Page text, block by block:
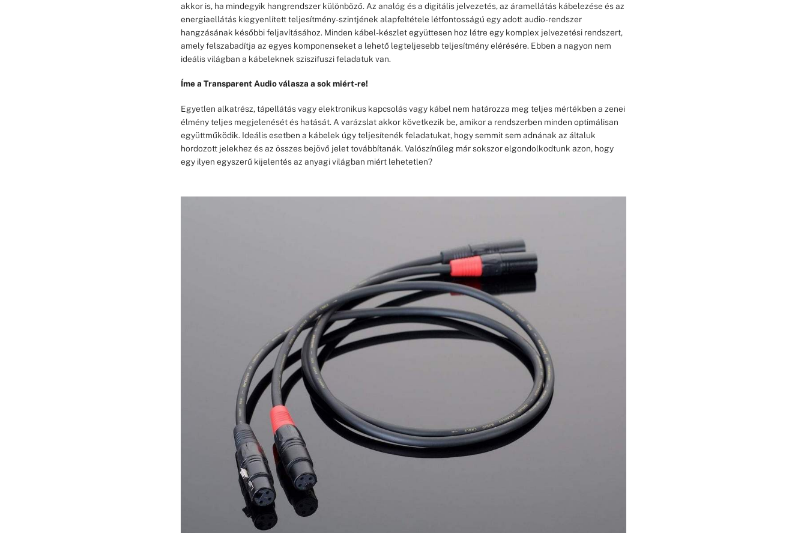
akkor is, ha mindegyik hangrendszer különböző. Az analóg és a digitális jelvezetés, az áramellátás kábelezése és az
energiaellátás kiegyenlített teljesítmény-szintjének alapfeltétele létfontosságú egy adott audio-rendszer
hangzásának későbbi feljavításához. Minden kábel-készlet együttesen hoz létre egy komplex jelvezetési rendszert,
amely felszabadítja az egyes komponenseket a lehető legteljesebb teljesítmény elérésére. Ebben a nagyon nem
ideális világban a kábeleknek sziszifuszi feladatuk van.
Íme a Transparent Audio válasza a sok miért-re!
Egyetlen alkatrész, tápellátás vagy elektronikus kapcsolás vagy kábel nem határozza meg teljes mértékben a zenei
élmény teljes megjelenését és hatását. A varázslat akkor következik be, amikor a rendszerben minden optimálisan
együttműködik. Ideális esetben a kábelek úgy teljesítenék feladatukat, hogy semmit sem adnának az általuk
hordozott jelekhez és az összes bejövő jelet továbbítanák. Valószínűleg már sokszor elgondolkodtunk azon, hogy
egy ilyen egyszerű kijelentés az anyagi világban miért lehetetlen?